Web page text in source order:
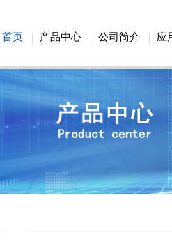
首页 产品中心 公司简介 应